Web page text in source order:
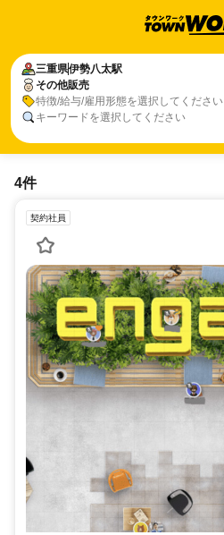
三重県伊勢八太駅
その他販売
特徴/給与/雇用形態を選択してください
キーワードを選択してください
4件
契約社員